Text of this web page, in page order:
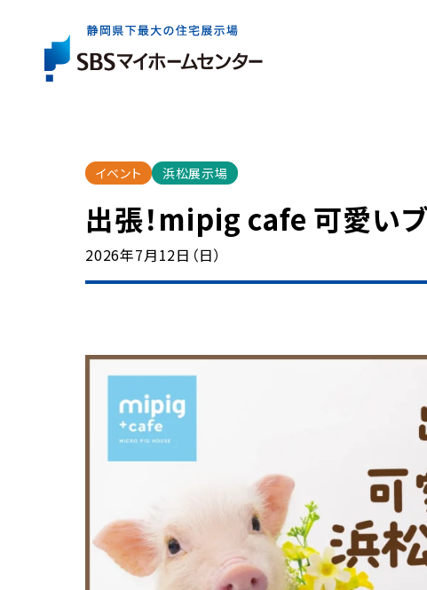
展示場一覧
展示場は県内全域に6か所。
まずはお近くの展示場へお気軽にお越しください！
住宅会社を
出展している住宅会社は約40社。
ご家族にぴったりの特徴やテイストの住宅会社を
お探しいただけます。
イベント・キャンペーン
気軽に、効率よく住まいづくりを検討いただけるイベン
イベント・キャンペーントップ
お役立ち情報
住まいづくりの基礎知識やコラム、資金情報など
住まいの検討からアフターケアまで、
知っておきたいお役立ち情報をご案内します。
イベント 浜松展示場
出張！mipig cafe 可愛いブ
2026年7月12日（日）